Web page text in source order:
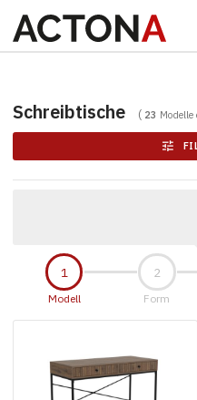
Schreibtische 23
tune
Modell Form